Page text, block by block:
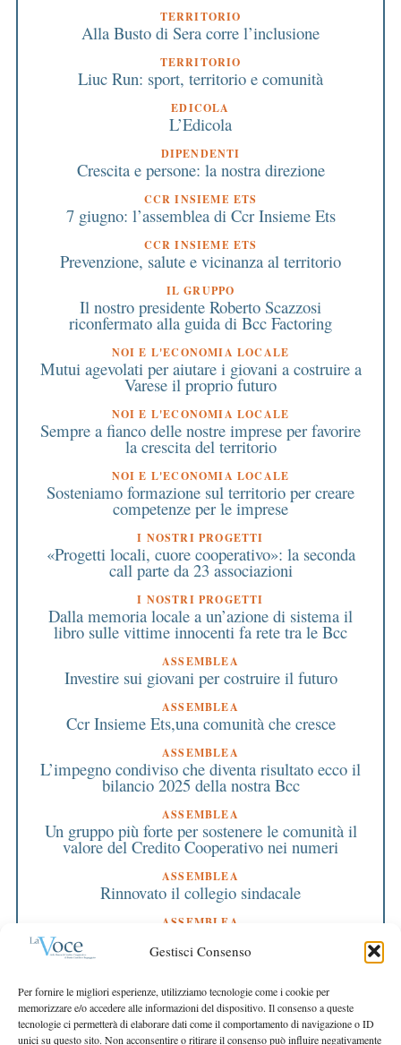
Gestisci Consenso
Per fornire le migliori esperienze, utilizziamo tecnologie come i cookie per
memorizzare e/o accedere alle informazioni del dispositivo. Il consenso a queste
tecnologie ci permetterà di elaborare dati come il comportamento di navigazione o ID
unici su questo sito. Non acconsentire o ritirare il consenso può influire negativamente
TERRITORIO
Alla Busto di Sera corre l’inclusione
TERRITORIO
Liuc Run: sport, territorio e comunità
EDICOLA
L’Edicola
DIPENDENTI
Crescita e persone: la nostra direzione
CCR INSIEME ETS
7 giugno: l’assemblea di Ccr Insieme Ets
CCR INSIEME ETS
Prevenzione, salute e vicinanza al territorio
IL GRUPPO
Il nostro presidente Roberto Scazzosi
riconfermato alla guida di Bcc Factoring
NOI E L'ECONOMIA LOCALE
Mutui agevolati per aiutare i giovani a costruire a
Varese il proprio futuro
NOI E L'ECONOMIA LOCALE
Sempre a fianco delle nostre imprese per favorire
la crescita del territorio
NOI E L'ECONOMIA LOCALE
Sosteniamo formazione sul territorio per creare
competenze per le imprese
I NOSTRI PROGETTI
«Progetti locali, cuore cooperativo»: la seconda
call parte da 23 associazioni
I NOSTRI PROGETTI
Dalla memoria locale a un’azione di sistema il
libro sulle vittime innocenti fa rete tra le Bcc
ASSEMBLEA
Investire sui giovani per costruire il futuro
ASSEMBLEA
Ccr Insieme Ets,una comunità che cresce
ASSEMBLEA
L’impegno condiviso che diventa risultato ecco il
bilancio 2025 della nostra Bcc
ASSEMBLEA
Un gruppo più forte per sostenere le comunità il
valore del Credito Cooperativo nei numeri
ASSEMBLEA
Rinnovato il collegio sindacale
ASSEMBLEA
Bilancio approvato all’unanimità e 2 milioni
destinati al territorio
EDITORIALE DIRETTORE
Crescere restando riconoscibili
EDITORIALE PRESIDENTE